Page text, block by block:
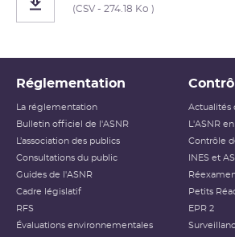
(CSV - 274.18 Ko )
Réglementation
La réglementation
Bulletin officiel de l'ASNR
L’association des publics
Consultations du public
Guides de l'ASNR
Cadre législatif
RFS
Évaluations environnementales
Actualités
L'ASNR
Contrôle
INES et
Petits
EPR 2